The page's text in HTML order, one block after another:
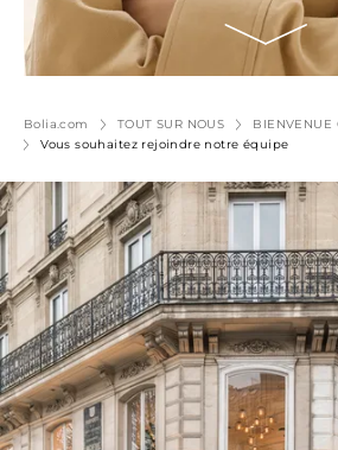
Bolia.com TOUT SUR NOUS
BIENVENUE
Vous souhaitez rejoindre notre équipe